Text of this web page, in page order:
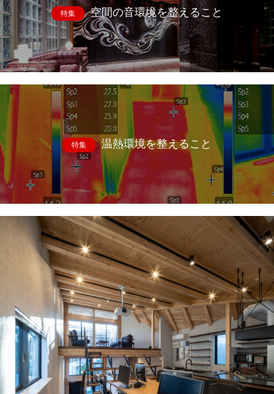
特集 空間の音環境を整えること
特集 温熱環境を整えること